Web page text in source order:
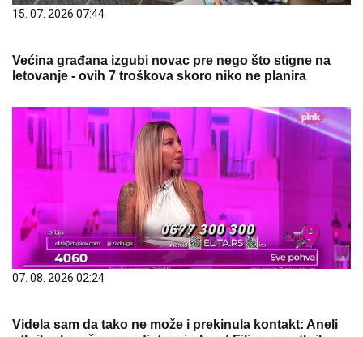
15. 07. 2026 07:44
Većina građana izgubi novac pre nego što stigne na
letovanje - ovih 7 troškova skoro niko ne planira
07. 08. 2026 02:24
Videla sam da tako ne može i prekinula kontakt: Aneli